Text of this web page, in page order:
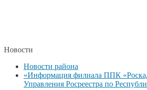
Новости
Новости района
«Информация филиала ППК
Управления Росреестра по